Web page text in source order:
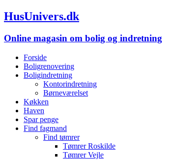
HusUnivers.dk
Online magasin om bolig og indretning
Forside
Boligrenovering
Boligindretning
Kontorindretning
Børneværelset
Køkken
Haven
Spar penge
Find fagmand
Find tømrer
Tømrer Roskilde
Tømrer Vejle